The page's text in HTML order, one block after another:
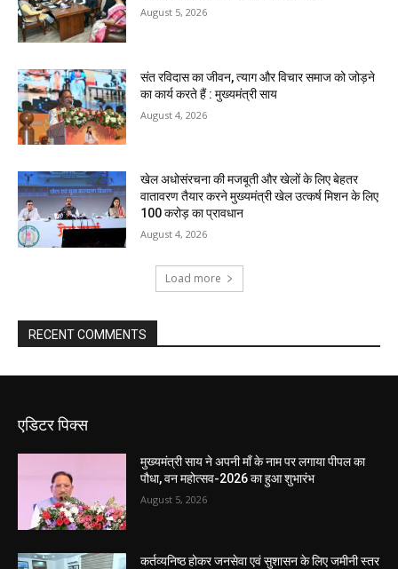
August 5, 2026
संत रविदास का जीवन, त्याग और विचार समाज को जोड़ने
का कार्य करते हैं : मुख्यमंत्री साय
August 4, 2026
खेल अधोसंरचना की मजबूती और खेलों के लिए बेहतर
वातावरण तैयार करने मुख्यमंत्री खेल उत्कर्ष मिशन के लिए
100 करोड़ का प्रावधान
August 4, 2026
Load more
RECENT COMMENTS
एडिटर पिक्स
मुख्यमंत्री साय ने अपनी माँ के नाम पर लगाया पीपल का
पौधा, वन महोत्सव-2026 का हुआ शुभारंभ
August 5, 2026
कर्तव्यनिष्ठ होकर जनसेवा एवं सुशासन के लिए जमीनी स्तर